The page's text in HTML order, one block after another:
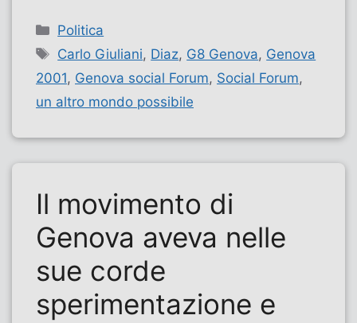
Categorie
Politica
Tag
Carlo Giuliani, Diaz, G8 Genova, Genova
2001, Genova social Forum, Social Forum,
un altro mondo possibile
Il movimento di
Genova aveva nelle
sue corde
sperimentazione e